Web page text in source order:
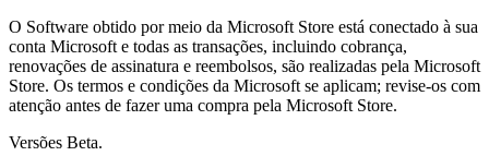
O Software obtido por meio da Microsoft Store está conectado à sua
conta Microsoft e todas as transações, incluindo cobrança,
renovações de assinatura e reembolsos, são realizadas pela Microsoft
Store. Os termos e condições da Microsoft se aplicam; revise-os com
atenção antes de fazer uma compra pela Microsoft Store.
Versões Beta.